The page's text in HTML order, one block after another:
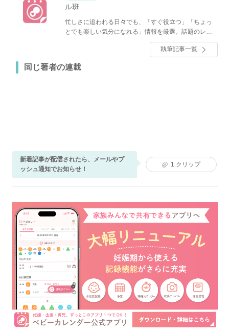
ル班
忙しさに追われる日々でも、「すぐ役立つ」「ちょっ
とでも楽しい気分になれる」情報を厳選。話題のレシ
ピやグルメ、人気のショップ情報、ファッション、イ
ンテリア・収納、節約・マネーなど、くらしに関する
します！
執筆記事一覧
同じ著者の連載
新着記事が配信されたら、メールやプ
ッシュ通知でお知らせ！
1 クリップ